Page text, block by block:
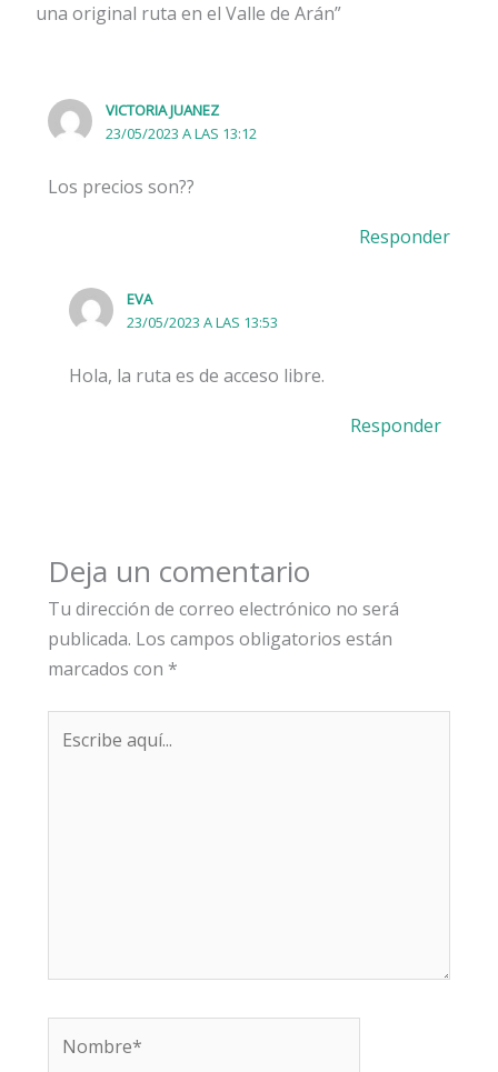
una original ruta en el Valle de Arán”
VICTORIA JUANEZ
23/05/2023 A LAS 13:12
Los precios son??
Responder
EVA
23/05/2023 A LAS 13:53
Hola, la ruta es de acceso libre.
Responder
Deja un comentario
Tu dirección de correo electrónico no será
publicada. Los campos obligatorios están
marcados con *
aquí...